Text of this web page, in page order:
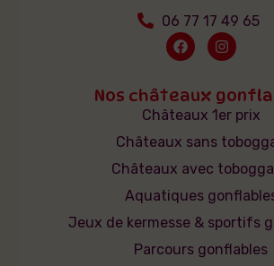
06 77 17 49 65
Nos châteaux
Châteaux 1er prix
Châteaux sans
Châteaux avec
Aquatiques
Jeux de kermesse & sportifs
Parcours gonflables